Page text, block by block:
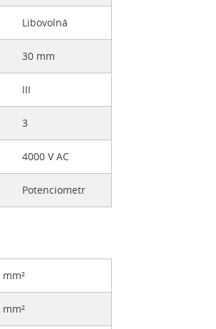
Libovolná
30 mm
III
3
4000 V AC
Potenciometr
mm²
mm²